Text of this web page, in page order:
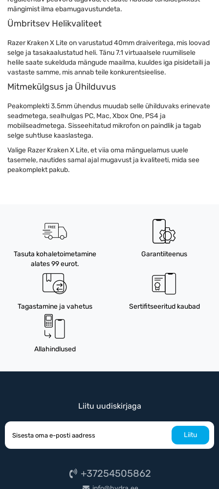
mängimist ilma ebamugavustundeta.
Ümbritsev Helikvaliteet
Razer Kraken X Lite on varustatud 40mm draiveritega, mis loovad
selge ja tasakaalustatud heli. Tänu 7.1 virtuaalsele ruumilisele
helile saate sukelduda mängude maailma, kuuldes iga pisidetaili ja
vastaste samme, mis annab teile konkurentsieelise.
Mitmekülgsus ja Ühilduvus
Peakomplekti 3.5mm ühendus muudab selle ühilduvaks erinevate
seadmetega, sealhulgas PC, Mac, Xbox One, PS4 ja
mobiilseadmetega. Sisseehitatud mikrofon on paindlik ja tagab
selge suhtluse kaaslastega.
Valige Razer Kraken X Lite, et viia oma mänguelamus uuele
tasemele, nautides samal ajal mugavust ja kvaliteeti, mida see
peakomplekt pakub.
Tasuta kohaletoimetamine
alates 99 eurot.
Garantiiteenus
Tagastamine ja vahetus Sertifitseeritud kaubad
Allahindlused
Liitu uudiskirjaga
Liitu
+37254505862